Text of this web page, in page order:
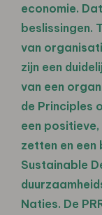
economie.
beslissingen.
van
zijn een
van een
de Principles
een
zetten en een
Sustainable
Naties. De